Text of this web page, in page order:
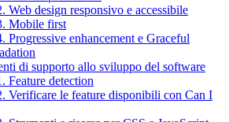
Web design responsivo e accessibile
Mobile first
Progressive enhancement e Graceful
di supporto allo sviluppo del software
Feature detection
Verificare le feature disponibili con Can I